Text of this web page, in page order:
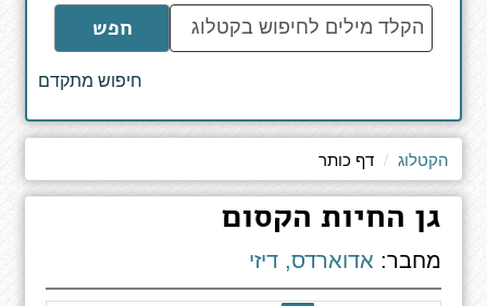
הקלד
מילים
לחיפוש
חפש
חיפוש מתקדם
הקטלוג דף כותר
גן החיות הקסום
מחבר: אדוארדס, דיזי